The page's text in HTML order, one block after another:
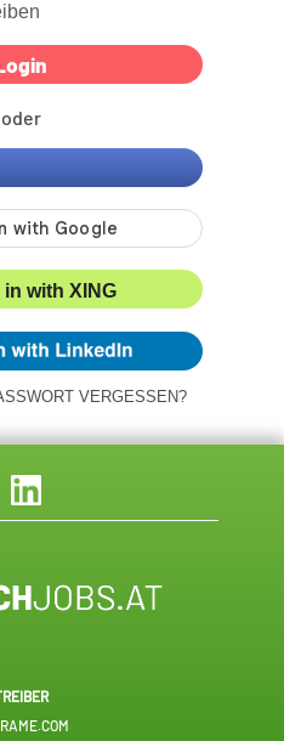
oder
in with XING
VERGESSEN?